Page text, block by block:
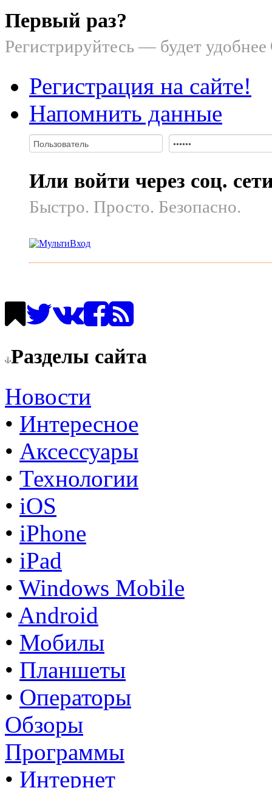
Первый раз?
Регистрируйтесь — будет удобнее
Регистрация на сайте!
Напомнить данные
Или войти через соц.
Быстро. Просто. Безопасно.
Разделы сайта
Новости
• Интересное
• Аксессуары
• Технологии
• iOS
• iPhone
• iPad
• Windows Mobile
• Android
• Мобилы
• Планшеты
• Операторы
Обзоры
Программы
• Интернет